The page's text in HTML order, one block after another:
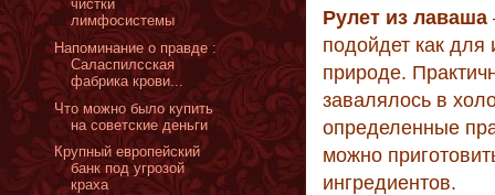
Рулет из лаваша
подойдет как для
природе.
завалялось в
определенные
можно
ингредиентов.
чистки
лимфосистемы
Напоминание о правде :
Саласпилсская
фабрика крови...
Что можно было купить
на советские деньги
Крупный европейский
банк под угрозой
краха